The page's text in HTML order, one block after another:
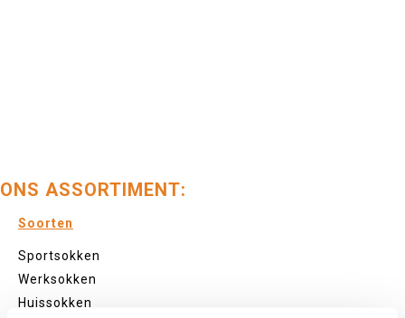
ONS ASSORTIMENT:
Soorten
Sportsokken
Werksokken
Huissokken